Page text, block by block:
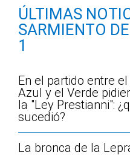
ÚLTIMAS
SARMIENTO
1
En el partido entre el
Azul y el Verde
la "Ley Prestianni":
sucedió?
La bronca de la